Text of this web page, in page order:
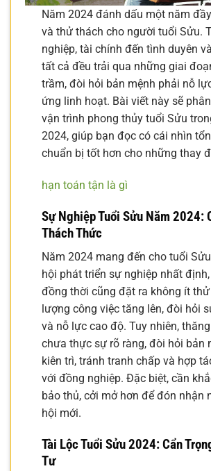
Năm 2024 đánh dấu một năm
và thử thách cho người tuổi Sửu.
nghiệp, tài chính đến tình duyên
tất cả đều trải qua những giai
trầm, đòi hỏi bản mệnh phải nỗ
ứng linh hoạt. Bài viết này sẽ
vận trình phong thủy tuổi Sửu
2024, giúp bạn đọc có cái nhìn
chuẩn bị tốt hơn cho những thay
hạn toán tận là gì
Sự Nghiệp Tuổi Sửu Năm 2024:
Thách Thức
Năm 2024 mang đến cho tuổi
hội phát triển sự nghiệp nhất
đồng thời cũng đặt ra không ít
lượng công việc tăng lên, đòi hỏi
và nỗ lực cao độ. Tuy nhiên,
chưa thực sự rõ ràng, đòi hỏi bản
kiên trì, tránh tranh chấp và hợp
với đồng nghiệp. Đặc biệt, cần
bảo thủ, cởi mở hơn để đón nhận
hội mới.
Tài Lộc Tuổi Sửu 2024: Cẩn
Tư